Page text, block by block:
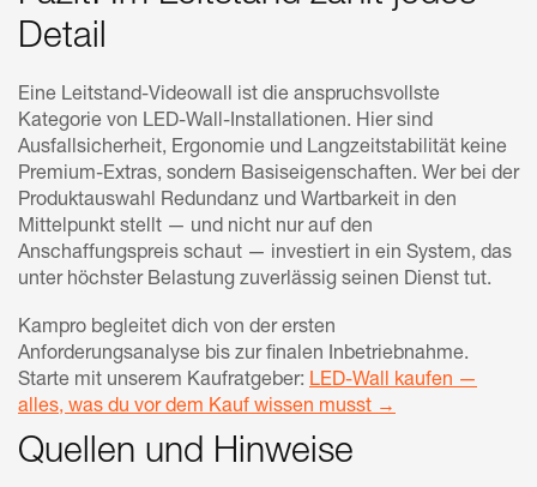
Detail
Eine Leitstand-Videowall ist die anspruchsvollste
Kategorie von LED-Wall-Installationen. Hier sind
Ausfallsicherheit, Ergonomie und Langzeitstabilität keine
Premium-Extras, sondern Basiseigenschaften. Wer bei der
Produktauswahl Redundanz und Wartbarkeit in den
Mittelpunkt stellt — und nicht nur auf den
Anschaffungspreis schaut — investiert in ein System, das
unter höchster Belastung zuverlässig seinen Dienst tut.
Kampro begleitet dich von der ersten
Anforderungsanalyse bis zur finalen Inbetriebnahme.
Starte mit unserem Kaufratgeber: LED-Wall kaufen —
alles, was du vor dem Kauf wissen musst →
Quellen und Hinweise